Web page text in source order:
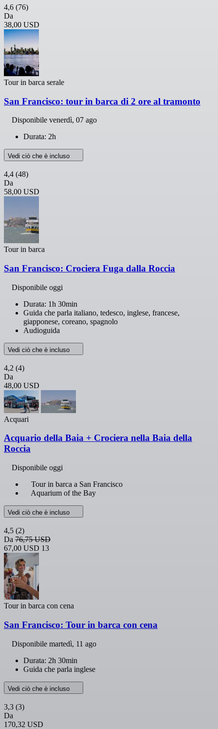
4,6 (76)
Da
38,00 USD
Tour in barca serale
San Francisco: tour in barca di 2 ore al tramonto
Disponibile venerdì, 07 ago
Durata: 2h
Vedi ciò che è incluso
4,4 (48)
Da
58,00 USD
Tour in barca
San Francisco: Crociera Fuga dalla Roccia
Disponibile oggi
Durata: 1h 30min
Guida che parla italiano, tedesco, inglese, francese,
giapponese, coreano, spagnolo
Audioguida
Vedi ciò che è incluso
4,2 (4)
Da
48,00 USD
Acquari
Acquario della Baia + Crociera nella Baia della
Roccia
Disponibile oggi
Tour in barca a San Francisco
Aquarium of the Bay
Vedi ciò che è incluso
4,5 (2)
Da 76,75 USD
67,00 USD 13
Tour in barca con cena
San Francisco: Tour in barca con cena
Disponibile martedì, 11 ago
Durata: 2h 30min
Guida che parla inglese
Vedi ciò che è incluso
3,3 (3)
Da
170,32 USD